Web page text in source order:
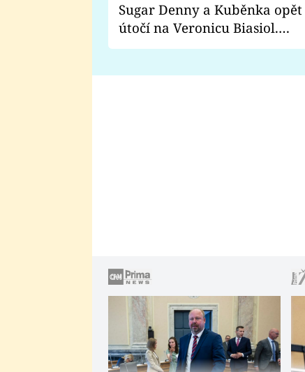
Sugar Denny a Kuběnka opět
útočí na Veronicu Biasiol.
Proč je podle nich falešná a